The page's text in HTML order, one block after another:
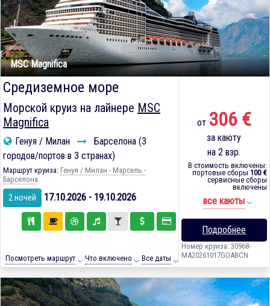
MSC Magnifica
Средиземное море
Морской круиз на лайнере MSC
Magnifica
Генуя / Милан
Барселона (3
городов/портов в 3 странах)
Маршрут круиза: Генуя / Милан - Марсель -
Барселона
2 ночей 17.10.2026 - 19.10.2026
Посмотреть маршрут Что включено Все даты
от 306 €
за каюту
на 2 взр.
В стоимость включены:
портовые сборы 100 €
сервисные сборы
включены
все каюты
Подробнее
Номер круиза: 30968-
MA20261017GOABCN